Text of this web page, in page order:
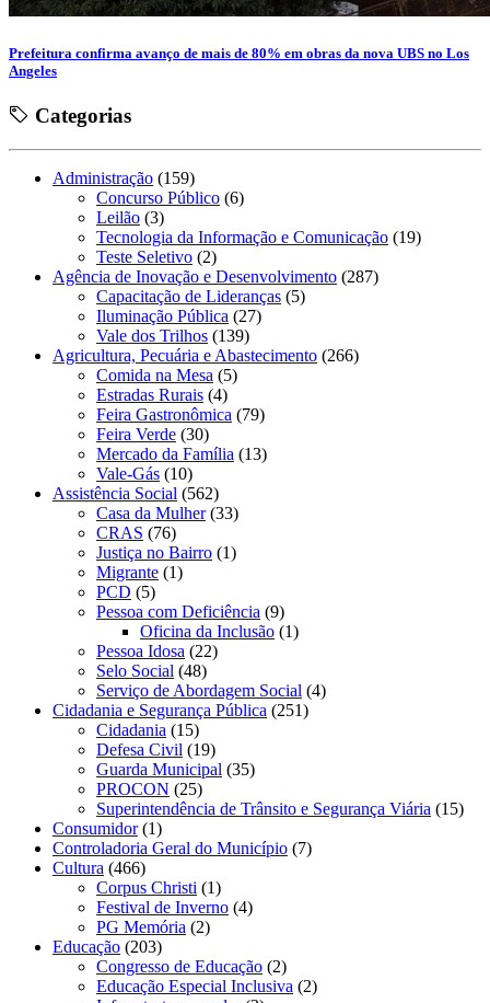
Prefeitura confirma avanço de mais de 80% em obras da nova UBS no Los
Angeles
Categorias
Administração (159)
Concurso Público (6)
Leilão (3)
Tecnologia da Informação e Comunicação (19)
Teste Seletivo (2)
Agência de Inovação e Desenvolvimento (287)
Capacitação de Lideranças (5)
Iluminação Pública (27)
Vale dos Trilhos (139)
Agricultura, Pecuária e Abastecimento (266)
Comida na Mesa (5)
Estradas Rurais (4)
Feira Gastronômica (79)
Feira Verde (30)
Mercado da Família (13)
Vale-Gás (10)
Assistência Social (562)
Casa da Mulher(33)
CRAS (76)
Justiça no Bairro (1)
Migrante (1)
PCD (5)
Pessoa com Deficiência (9)
Oficina da Inclusão (1)
Pessoa Idosa (22)
Selo Social (48)
Serviço de Abordagem Social (4)
Cidadania e Segurança Pública (251)
Cidadania (15)
Defesa Civil (19)
Guarda Municipal (35)
PROCON (25)
Superintendência de Trânsito e Segurança Viária (15)
Consumidor(1)
Controladoria Geral do Município (7)
Cultura (466)
Corpus Christi (1)
Festival de Inverno (4)
PG Memória (2)
Educação (203)
Congresso de Educação (2)
Educação Especial Inclusiva (2)